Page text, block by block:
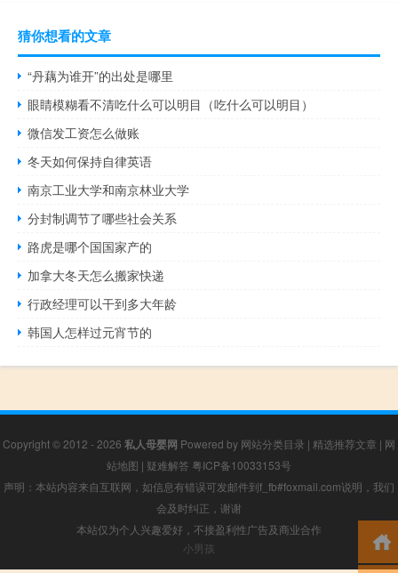
猜你想看的文章
“丹藕为谁开”的出处是哪里
眼睛模糊看不清吃什么可以明目（吃什么可以明目）
微信发工资怎么做账
冬天如何保持自律英语
南京工业大学和南京林业大学
分封制调节了哪些社会关系
路虎是哪个国国家产的
加拿大冬天怎么搬家快递
行政经理可以干到多大年龄
韩国人怎样过元宵节的
Copyright © 2012 - 2026 私人母婴网 Powered by 网站分类目录 | 精选推荐文章 | 网
站地图 | 疑难解答 粤ICP备10033153号
声明：本站内容来自互联网，如信息有错误可发邮件到f_fb#foxmail.com说明，我们
会及时纠正，谢谢
本站仅为个人兴趣爱好，不接盈利性广告及商业合作
小男孩